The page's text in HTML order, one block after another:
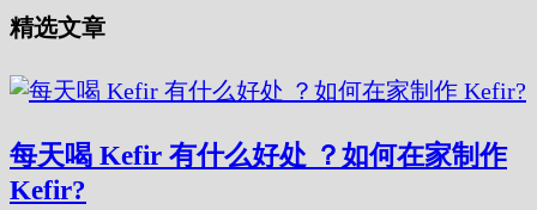
精选文章
每天喝 Kefir 有什么好处 ？如何在家制作
Kefir?